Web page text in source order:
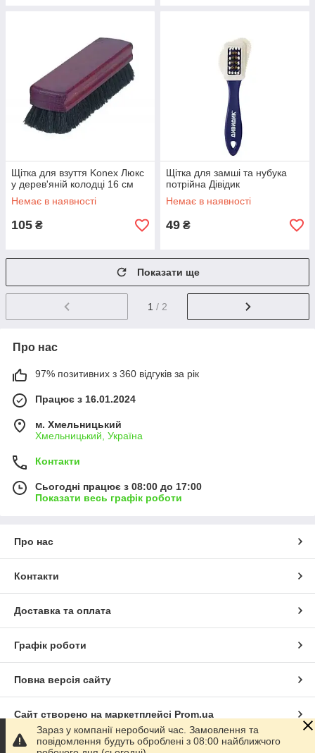
Щітка для взуття Konex Люкс
у дерев'яній колодці 16 см
Немає в наявності
105 ₴
Щітка для замші та нубука
потрійна Дівідик
Немає в наявності
49 ₴
Показати ще
1 / 2
Про нас
97% позитивних з 360 відгуків за рік
Працює з 16.01.2024
м. Хмельницький
Хмельницький, Україна
Контакти
Сьогодні працює з 08:00 до 17:00
Показати весь графік роботи
Про нас
Контакти
Доставка та оплата
Графік роботи
Повна версія сайту
Сайт створено на маркетплейсі Prom.ua
Політика конфіденційності
Зараз у компанії неробочий час. Замовлення та
повідомлення будуть оброблені з 08:00 найближчого